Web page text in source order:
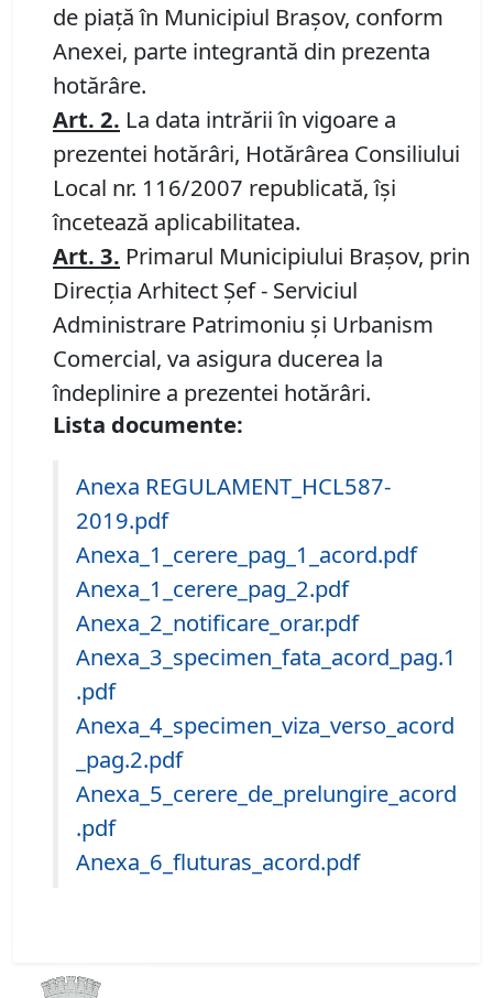
de piață în Municipiul Braşov, conform
Anexei, parte integrantă din prezenta
hotărâre.
Art. 2. La data intrării în vigoare a
prezentei hotărâri, Hotărârea Consiliului
Local nr. 116/2007 republicată, își
încetează aplicabilitatea.
Art. 3. Primarul Municipiului Braşov, prin
Direcția Arhitect Șef - Serviciul
Administrare Patrimoniu și Urbanism
Comercial, va asigura ducerea la
îndeplinire a prezentei hotărâri.
Lista documente:
Anexa REGULAMENT_HCL587-
2019.pdf
Anexa_1_cerere_pag_1_acord.pdf
Anexa_1_cerere_pag_2.pdf
Anexa_2_notificare_orar.pdf
Anexa_3_specimen_fata_acord_pag.1
.pdf
Anexa_4_specimen_viza_verso_acord
_pag.2.pdf
Anexa_5_cerere_de_prelungire_acord
.pdf
Anexa_6_fluturas_acord.pdf